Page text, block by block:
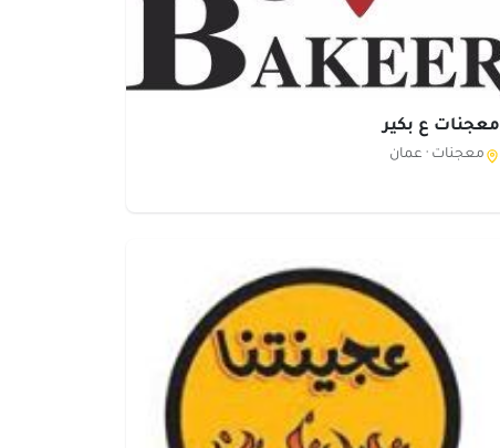
معجنات ع بكير
معجنات · عمان